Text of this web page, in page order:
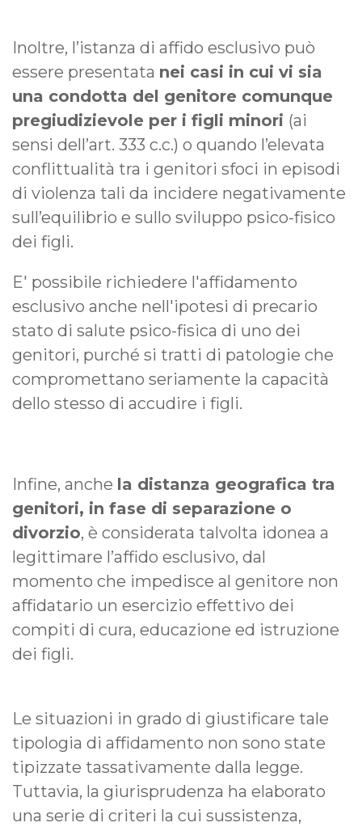
Inoltre, l’istanza di affido esclusivo può
essere presentata nei casi in cui vi sia
una condotta del genitore comunque
pregiudizievole per i figli minori (ai
sensi dell’art. 333 c.c.) o quando l’elevata
conflittualità tra i genitori sfoci in episodi
di violenza tali da incidere negativamente
sull’equilibrio e sullo sviluppo psico-fisico
dei figli.
E' possibile richiedere l'affidamento
esclusivo anche nell'ipotesi di precario
stato di salute psico-fisica di uno dei
genitori, purché si tratti di patologie che
compromettano seriamente la capacità
dello stesso di accudire i figli.
Infine, anche la distanza geografica tra
genitori, in fase di separazione o
divorzio, è considerata talvolta idonea a
legittimare l’affido esclusivo, dal
momento che impedisce al genitore non
affidatario un esercizio effettivo dei
compiti di cura, educazione ed istruzione
dei figli.
Le situazioni in grado di giustificare tale
tipologia di affidamento non sono state
tipizzate tassativamente dalla legge.
Tuttavia, la giurisprudenza ha elaborato
una serie di criteri la cui sussistenza,